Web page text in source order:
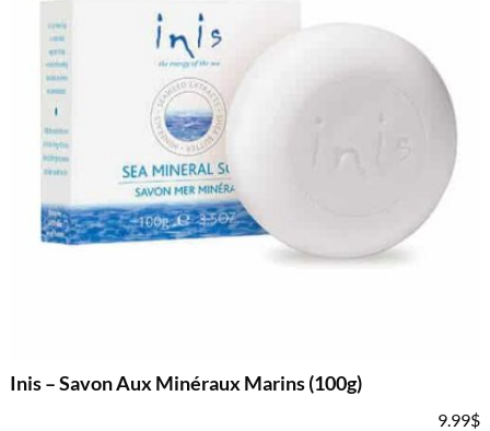
Inis – Savon Aux Minéraux Marins (100g)
9.99$